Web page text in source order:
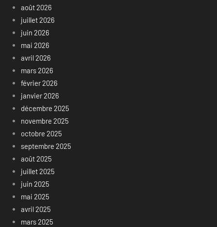
août 2026
juillet 2026
juin 2026
mai 2026
avril 2026
mars 2026
février 2026
janvier 2026
décembre 2025
novembre 2025
octobre 2025
septembre 2025
août 2025
juillet 2025
juin 2025
mai 2025
avril 2025
mars 2025